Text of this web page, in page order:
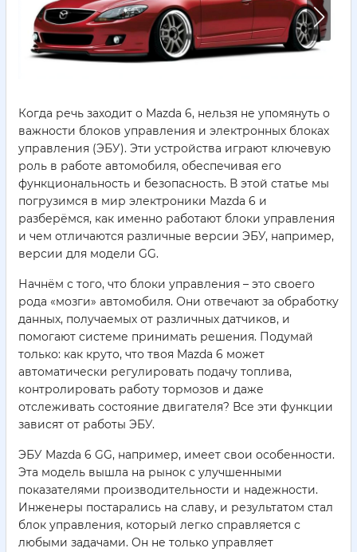
Когда речь заходит о Mazda 6, нельзя не упомянуть о
важности блоков управления и электронных блоках
управления (ЭБУ). Эти устройства играют ключевую
роль в работе автомобиля, обеспечивая его
функциональность и безопасность. В этой статье мы
погрузимся в мир электроники Mazda 6 и
разберёмся, как именно работают блоки управления
и чем отличаются различные версии ЭБУ, например,
версии для модели GG.
Начнём с того, что блоки управления – это своего
рода «мозги» автомобиля. Они отвечают за обработку
данных, получаемых от различных датчиков, и
помогают системе принимать решения. Подумай
только: как круто, что твоя Mazda 6 может
автоматически регулировать подачу топлива,
контролировать работу тормозов и даже
отслеживать состояние двигателя? Все эти функции
зависят от работы ЭБУ.
ЭБУ Mazda 6 GG, например, имеет свои особенности.
Эта модель вышла на рынок с улучшенными
показателями производительности и надежности.
Инженеры постарались на славу, и результатом стал
блок управления, который легко справляется с
любыми задачами. Он не только управляет